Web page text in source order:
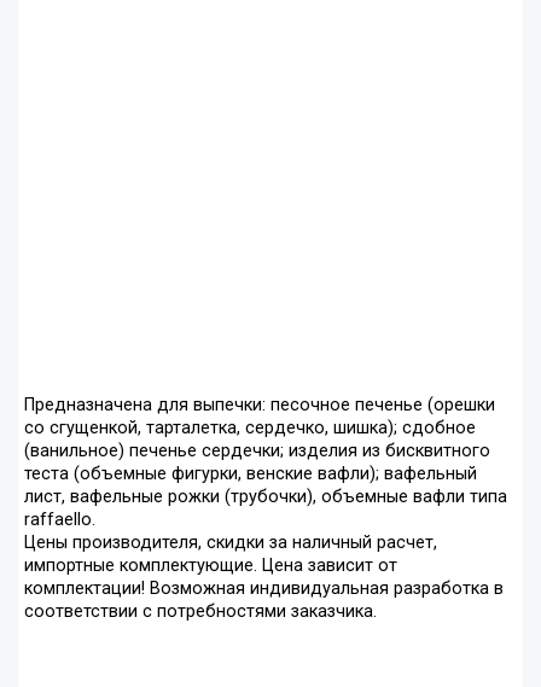
Предназначена для выпечки: песочное печенье (орешки
со сгущенкой, тарталетка, сердечко, шишка); сдобное
(ванильное) печенье сердечки; изделия из бисквитного
теста (объемные фигурки, венские вафли); вафельный
лист, вафельные рожки (трубочки), объемные вафли типа
raffaello.
Цены производителя, скидки за наличный расчет,
импортные комплектующие. Цена зависит от
комплектации! Возможная индивидуальная разработка в
соответствии с потребностями заказчика.